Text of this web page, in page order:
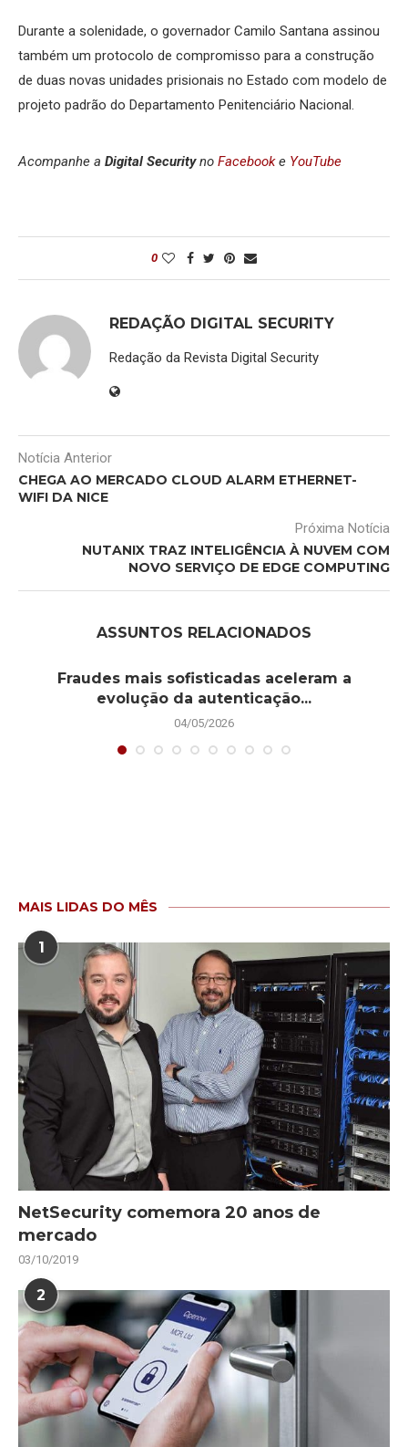
Durante a solenidade, o governador Camilo Santana assinou
também um protocolo de compromisso para a construção
de duas novas unidades prisionais no Estado com modelo de
projeto padrão do Departamento Penitenciário Nacional.
Acompanhe a Digital Securityno Facebooke YouTube
0
REDAÇÃO DIGITAL SECURITY
Redação da Revista Digital Security
Notícia Anterior
CHEGA AO MERCADO CLOUD ALARM ETHERNET-
WIFI DA NICE
Próxima Notícia
NUTANIX TRAZ INTELIGÊNCIA À NUVEM COM
NOVO SERVIÇO DE EDGE COMPUTING
ASSUNTOS RELACIONADOS
Fraudes mais sofisticadas aceleram a
evolução da autenticação...
04/05/2026
MAIS LIDAS DO MÊS
1
NetSecurity comemora 20 anos de
mercado
03/10/2019
2